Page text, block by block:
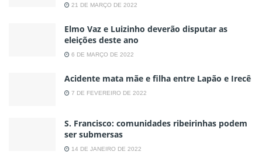
21 DE MARÇO DE 2022
Elmo Vaz e Luizinho deverão disputar as
eleições deste ano
6 DE MARÇO DE 2022
Acidente mata mãe e filha entre Lapão e Irecê
7 DE FEVEREIRO DE 2022
S. Francisco: comunidades ribeirinhas podem
ser submersas
14 DE JANEIRO DE 2022